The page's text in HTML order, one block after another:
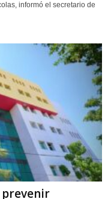
informó el secretario de
prevenir